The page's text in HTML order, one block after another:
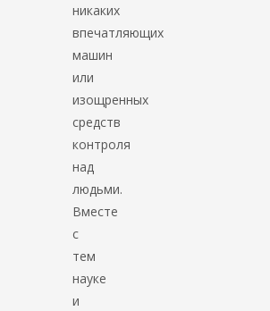
никаких
впечатляющих
машин
или
изощренных
средств
контроля
над
людьми.
Вместе
с
тем
науке
и